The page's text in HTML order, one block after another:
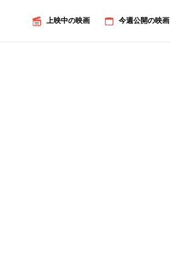
上映中の映画 今週公開の映画